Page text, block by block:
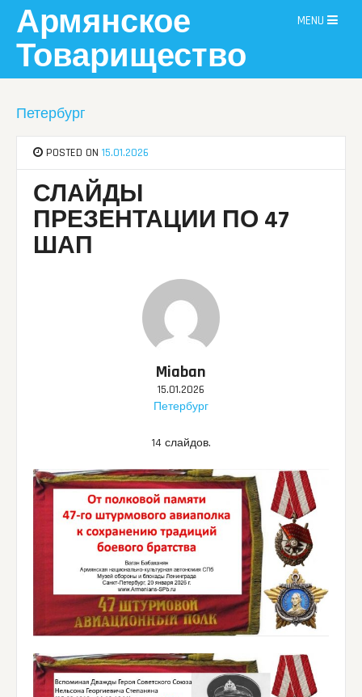
content
Армянское
Товарищество
MENU
Петербург
POSTED ON15.01.2026
СЛАЙДЫ
ПРЕЗЕНТАЦИИ ПО 47
ШАП
Miaban
15.01.2026
Петербург
14 слайдов.